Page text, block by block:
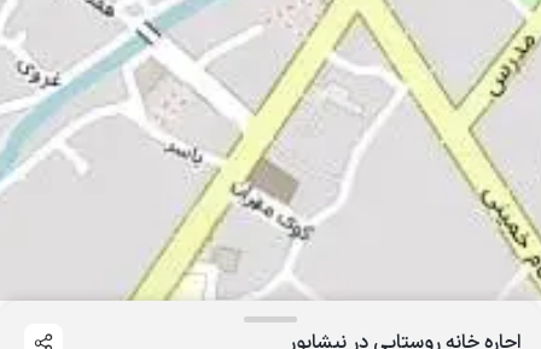
اجاره خانه روستایی در نیشابور